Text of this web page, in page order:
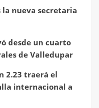
la nueva secretaria
desde un cuarto
de Valledupar
2.23 traerá el
internacional a